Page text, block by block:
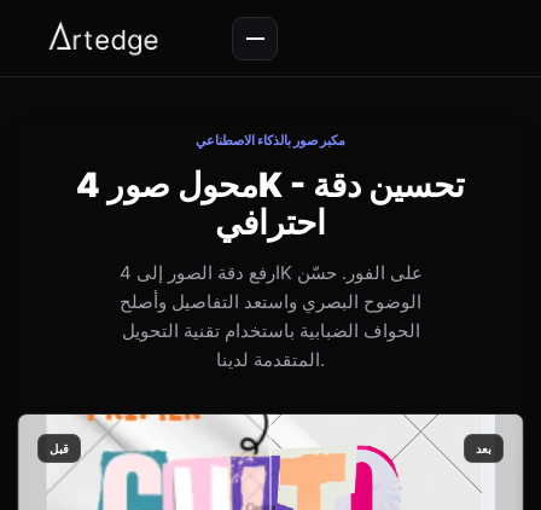
مكبر صور بالذكاء الاصطناعي
محول صور 4K - تحسين دقة
احترافي
ارفع دقة الصور إلى 4K على الفور. حسّن
الوضوح البصري واستعد التفاصيل وأصلح
الحواف الضبابية باستخدام تقنية التحويل
المتقدمة لدينا.
قبل بعد